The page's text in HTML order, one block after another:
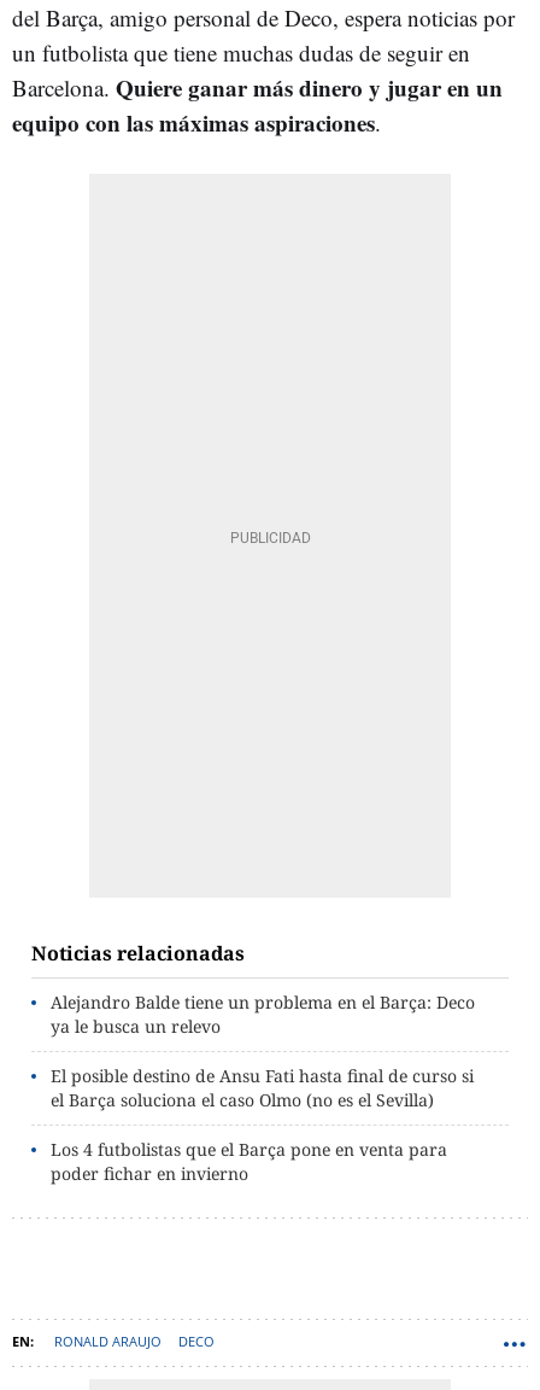
del Barça, amigo personal de Deco, espera noticias por
un futbolista que tiene muchas dudas de seguir en
Barcelona. Quiere ganar más dinero y jugar en un
equipo con las máximas aspiraciones.
Noticias relacionadas
Alejandro Balde tiene un problema en el Barça: Deco
ya le busca un relevo
El posible destino de Ansu Fati hasta final de curso si
el Barça soluciona el caso Olmo (no es el Sevilla)
Los 4 futbolistas que el Barça pone en venta para
poder fichar en invierno
RONALD ARAUJO DECO